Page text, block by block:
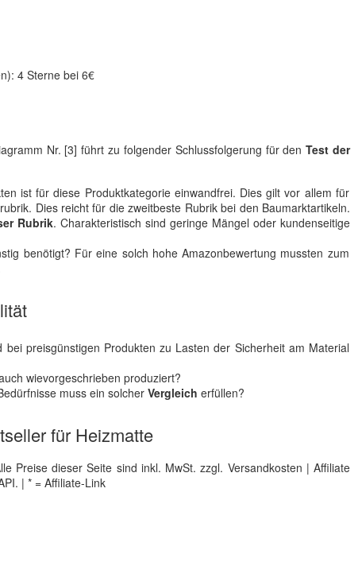
4 Sterne bei 6€
Nr. [3] führt zu folgender Schlussfolgerung für denTest der
ist für diese Produktkategorie einwandfrei. Dies gilt vor allem für
Dies reicht für die zweitbeste Rubrik bei den Baumarktartikeln.
Rubrik. Charakteristisch sind geringe Mängel oder kundenseitige
benötigt? Für eine solch hohe Amazonbewertung mussten zum
preisgünstigen Produkten zu Lasten der Sicherheit am Material
wievorgeschrieben produziert?
muss ein solcher Vergleich erfüllen?
für Heizmatte
Preise dieser Seite sind inkl. MwSt. zzgl. Versandkosten | Affiliate
| * = Affiliate-Link